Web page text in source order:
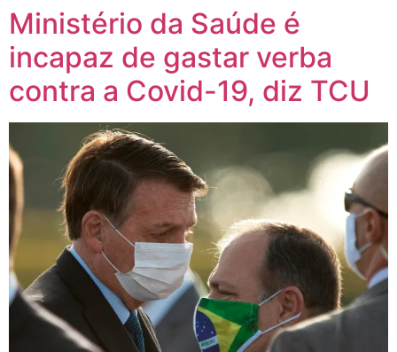
Ministério da Saúde é
incapaz de gastar verba
contra a Covid-19, diz TCU